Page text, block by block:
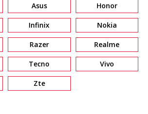
Asus Honor
Infinix Nokia
Razer Realme
Tecno Vivo
Zte